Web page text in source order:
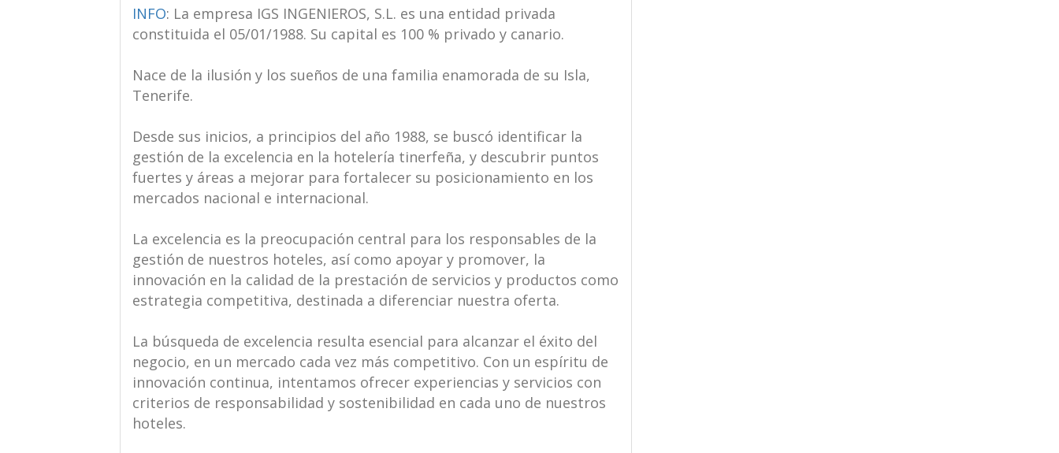
INFO: La empresa IGS INGENIEROS, S.L. es una entidad privada
constituida el 05/01/1988. Su capital es 100 % privado y canario.
Nace de la ilusión y los sueños de una familia enamorada de su Isla,
Tenerife.
Desde sus inicios, a principios del año 1988, se buscó identificar la
gestión de la excelencia en la hotelería tinerfeña, y descubrir puntos
fuertes y áreas a mejorar para fortalecer su posicionamiento en los
mercados nacional e internacional.
La excelencia es la preocupación central para los responsables de la
gestión de nuestros hoteles, así como apoyar y promover, la
innovación en la calidad de la prestación de servicios y productos como
estrategia competitiva, destinada a diferenciar nuestra oferta.
La búsqueda de excelencia resulta esencial para alcanzar el éxito del
negocio, en un mercado cada vez más competitivo. Con un espíritu de
innovación continua, intentamos ofrecer experiencias y servicios con
criterios de responsabilidad y sostenibilidad en cada uno de nuestros
hoteles.